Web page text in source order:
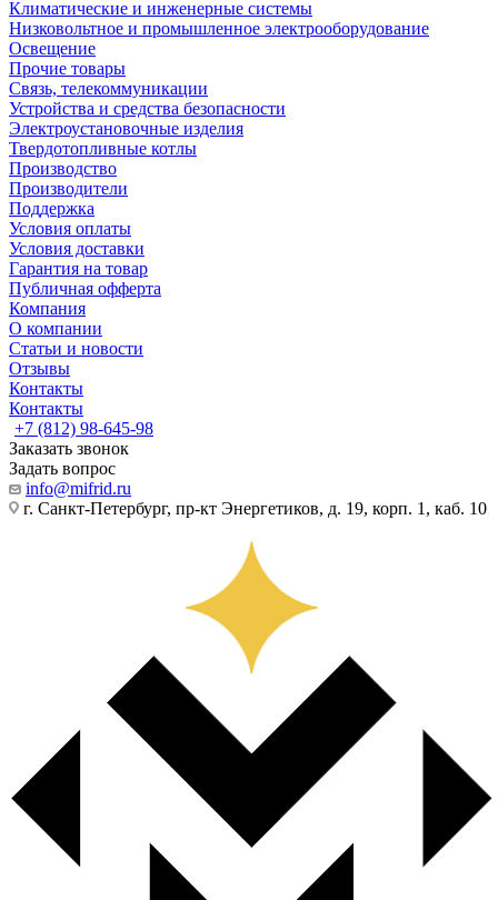
Климатические и инженерные системы
Низковольтное и промышленное электрооборудование
Освещение
Прочие товары
Связь, телекоммуникации
Устройства и средства безопасности
Электроустановочные изделия
Твердотопливные котлы
Производство
Производители
Поддержка
Условия оплаты
Условия доставки
Гарантия на товар
Публичная офферта
Компания
О компании
Статьи и новости
Отзывы
Контакты
Контакты
+7 (812) 98-645-98
Заказать звонок
Задать вопрос
info@mifrid.ru
г. Санкт-Петербург, пр-кт Энергетиков, д. 19, корп. 1, каб. 10